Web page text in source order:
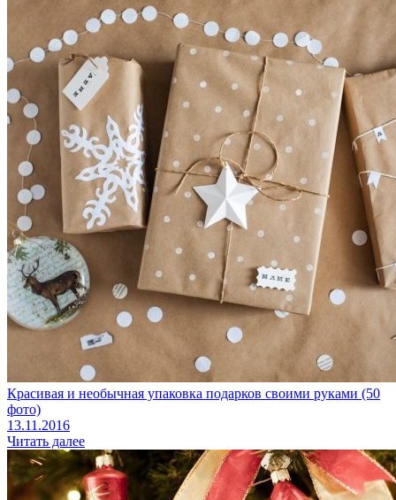
Красивая и необычная упаковка подарков своими руками (50
фото)
13.11.2016
Читать далее